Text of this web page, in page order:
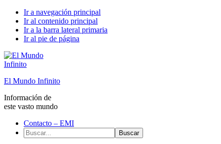
Ir a navegación principal
Ir al contenido principal
Ir a la barra lateral primaria
Ir al pie de página
El Mundo Infinito
Información de
este vasto mundo
Contacto – EMI
Buscar...